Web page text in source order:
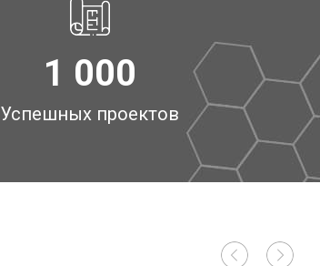
1 000
Успешных проектов